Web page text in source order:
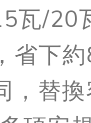
瓦/20
省下
，替